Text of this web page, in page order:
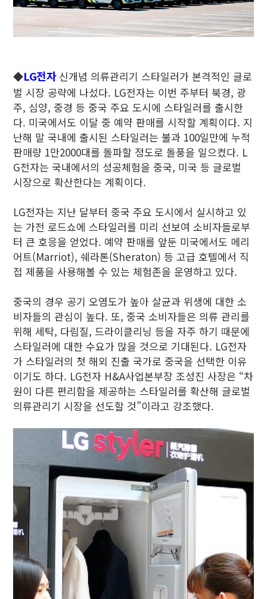
◆LG전자신개념 의류관리기 스타일러가 본격적인 글로
벌 시장 공략에 나섰다. LG전자는 이번 주부터 북경, 광
주, 심양, 중경 등 중국 주요 도시에 스타일러를 출시한
다. 미국에서도 이달 중 예약 판매를 시작할 계획이다. 지
난해 말 국내에 출시된 스타일러는 불과 100일만에 누적
판매량 1만2000대를 돌파할 정도로 돌풍을 일으켰다. L
G전자는 국내에서의 성공체험을 중국, 미국 등 글로벌
시장으로 확산한다는 계획이다.
LG전자는 지난 달부터 중국 주요 도시에서 실시하고 있
는 가전 로드쇼에 스타일러를 미리 선보여 소비자들로부
터 큰 호응을 얻었다. 예약 판매를 앞둔 미국에서도 메리
어트(Marriot), 쉐라톤(Sheraton) 등 고급 호텔에서 직
접 제품을 사용해볼 수 있는 체험존을 운영하고 있다.
중국의 경우 공기 오염도가 높아 살균과 위생에 대한 소
비자들의 관심이 높다. 또, 중국 소비자들은 의류 관리를
위해 세탁, 다림질, 드라이클리닝 등을 자주 하기 때문에
스타일러에 대한 수요가 많을 것으로 기대된다. LG전자
가 스타일러의 첫 해외 진출 국가로 중국을 선택한 이유
이기도 하다. LG전자 H&A사업본부장 조성진 사장은 “차
원이 다른 편리함을 제공하는 스타일러를 확산해 글로벌
의류관리기 시장을 선도할 것”이라고 강조했다.